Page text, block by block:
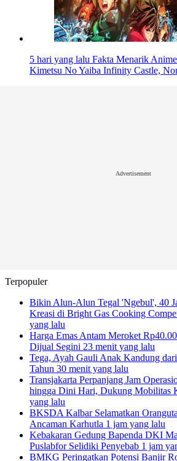
5 hari yang lalu Fakta Menarik
Kimetsu No Yaiba Infinity Castle,
Advertisement
Terpopuler
Bikin Alun-Alun Tegal 'Ngebul', 40
Kreasi di Bright Gas Cooking
yang lalu
Harga Emas Antam Meroket
Dijual Segini 23 menit yang lalu
Tega, Ayah Gauli Anak Kandung
Tahun 30 menit yang lalu
Transjakarta Perpanjang Jam
hingga Dini Hari, Dukung Mobilitas
yang lalu
BKSDA Kalbar Selamatkan
Ancaman Karhutla 1 jam yang lalu
Kebakaran Gedung Bapenda DKI
Puslabfor Selidiki Penyebab 1 jam
BMKG Peringatkan Potensi Banjir